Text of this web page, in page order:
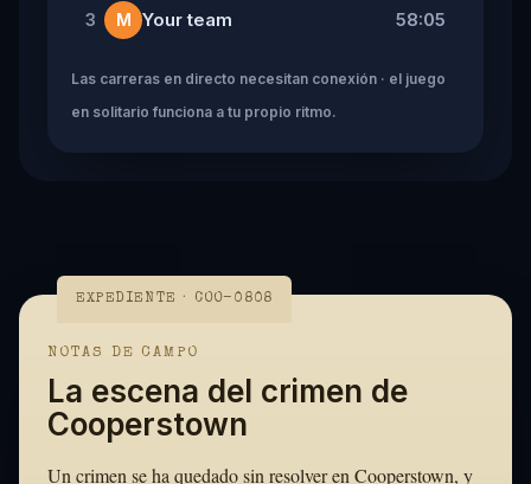
3 M Your team 58:05
Las carreras en directo necesitan conexión · el juego
en solitario funciona a tu propio ritmo.
EXPEDIENTE · COO-0808
NOTAS DE CAMPO
La escena del crimen de
Cooperstown
Un crimen se ha quedado sin resolver en Cooperstown, y